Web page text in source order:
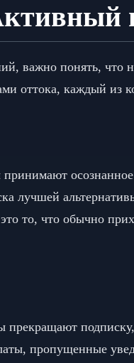
важно понять, что
оттока, каждый из
лучшей
то, что обычно
прекращают
пропущенные